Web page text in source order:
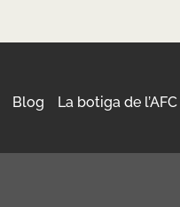
Blog La botiga de l’AFC